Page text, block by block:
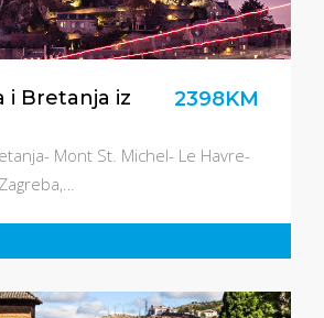
i Bretanja iz
2398KM
Mont St. Michel- Le Havre-